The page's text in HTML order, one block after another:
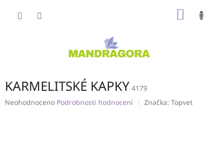
KARMELITSKÉ KAPKY 4179
Průměrné
Neohodnoceno Podrobnosti hodnocení Značka: Topvet